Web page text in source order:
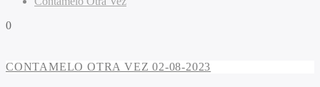
0
CONTAMELO OTRA VEZ 02-08-2023